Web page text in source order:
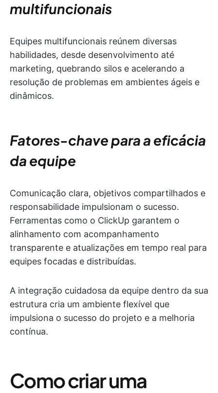
multifuncionais
Equipes multifuncionais reúnem diversas
habilidades, desde desenvolvimento até
marketing, quebrando silos e acelerando a
resolução de problemas em ambientes ágeis e
dinâmicos.
Fatores-chave para a eficácia
da equipe
Comunicação clara, objetivos compartilhados e
responsabilidade impulsionam o sucesso.
Ferramentas como o ClickUp garantem o
alinhamento com acompanhamento
transparente e atualizações em tempo real para
equipes focadas e distribuídas.
A integração cuidadosa da equipe dentro da sua
estrutura cria um ambiente flexível que
impulsiona o sucesso do projeto e a melhoria
contínua.
Como criar uma